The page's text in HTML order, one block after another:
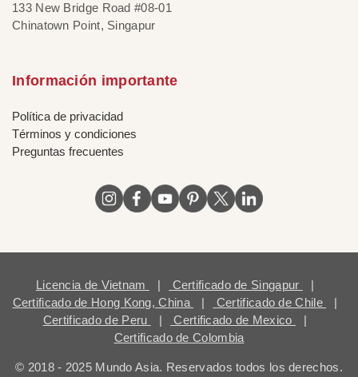
133 New Bridge Road #08-01
Chinatown Point, Singapur
Información importante
Política de privacidad
Términos y condiciones
Preguntas frecuentes
Licencia de Vietnam | Certificado de Singapur
|
Certificado de Hong Kong, China
| Certificado de Chile
|
Certificado de Peru
| Certificado de Mexico
|
Certificado de Colombia
© 2018 - 2025 Mundo Asia. Reservados todos los derechos.